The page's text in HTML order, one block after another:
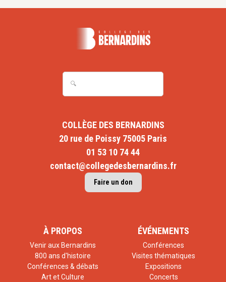
COLLÈGE DES BERNARDINS
20 rue de Poissy 75005 Paris
01 53 10 74 44
contact@collegedesbernardins.fr
Faire un don
À PROPOS
Venir aux Bernardins
800 ans d'histoire
Conférences & débats
Art et Culture
ÉVÉNEMENTS
Conférences
Visites thématiques
Expositions
Concerts